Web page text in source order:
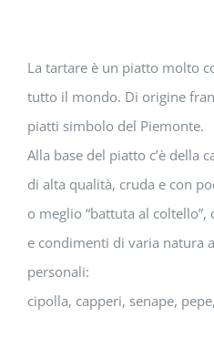
immagine
La tartare è un piatto molto
tutto il mondo. Di origine
piatti simbolo del Piemonte.
Alla base del piatto c’è della
di alta qualità, cruda e con
o meglio “battuta al
e condimenti di varia natura
personali:
cipolla, capperi, senape,